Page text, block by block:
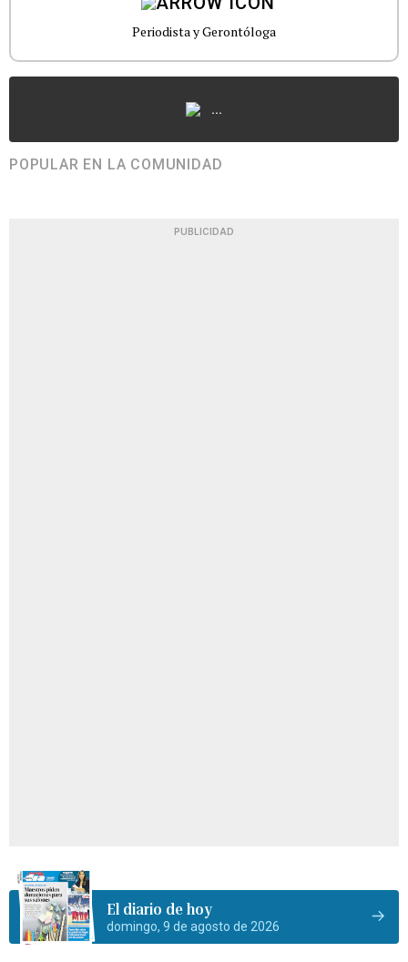
Periodista y Gerontóloga
...
POPULAR EN LA COMUNIDAD
PUBLICIDAD
El diario de hoy
domingo, 9 de agosto de 2026